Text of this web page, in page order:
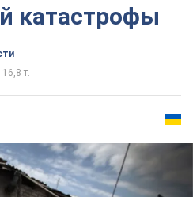
катастрофы
16,8 т.